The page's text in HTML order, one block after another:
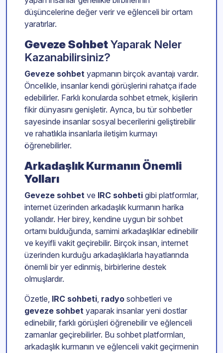
düşüncelerine değer verir ve eğlenceli bir ortam
yaratırlar.
Geveze SohbetYaparak Neler
Kazanabilirsiniz?
Geveze sohbet yapmanın birçok avantajı vardır.
Öncelikle, insanlar kendi görüşlerini rahatça ifade
edebilirler. Farklı konularda sohbet etmek, kişilerin
fikir dünyasını genişletir. Ayrıca, bu tür sohbetler
sayesinde insanlar sosyal becerilerini geliştirebilir
ve rahatlıkla insanlarla iletişim kurmayı
öğrenebilirler.
Arkadaşlık Kurmanın Önemli
Yolları
Geveze sohbet ve IRC sohbeti gibi platformlar,
internet üzerinden arkadaşlık kurmanın harika
yollarıdır. Her birey, kendine uygun bir sohbet
ortamı bulduğunda, samimi arkadaşlıklar edinebilir
ve keyifli vakit geçirebilir. Birçok insan, internet
üzerinden kurduğu arkadaşlıklarla hayatlarında
önemli bir yer edinmiş, birbirlerine destek
olmuşlardır.
Özetle, IRC sohbeti, radyo sohbetleri ve
geveze sohbet yaparak insanlar yeni dostlar
edinebilir, farklı görüşleri öğrenebilir ve eğlenceli
zamanlar geçirebilirler. Bu sohbet platformları,
arkadaşlık kurmanın ve eğlenceli vakit geçirmenin